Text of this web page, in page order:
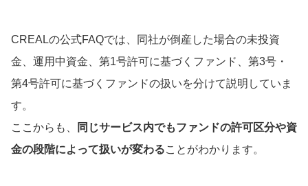
CREALの公式FAQでは、同社が倒産した場合の未投資
金、運用中資金、第1号許可に基づくファンド、第3号・
第4号許可に基づくファンドの扱いを分けて説明していま
す。
ここからも、
同じサービス内でもファンドの許可区分や資
金の段階によって扱いが変わることがわかります。